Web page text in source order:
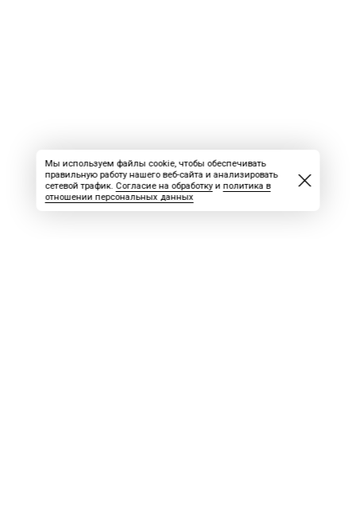
Мы используем файлы cookie, чтобы обеспечивать
правильную работу нашего веб-сайта и анализировать
сетевой трафик. Согласие на обработкуи политика в
отношении персональных данных